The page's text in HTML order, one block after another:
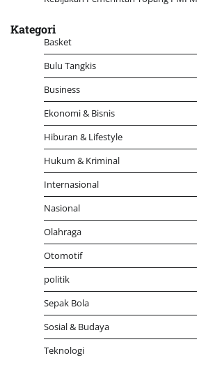
Kategori
Basket
Bulu Tangkis
Business
Ekonomi & Bisnis
Hiburan & Lifestyle
Hukum & Kriminal
Internasional
Nasional
Olahraga
Otomotif
politik
Sepak Bola
Sosial & Budaya
Teknologi